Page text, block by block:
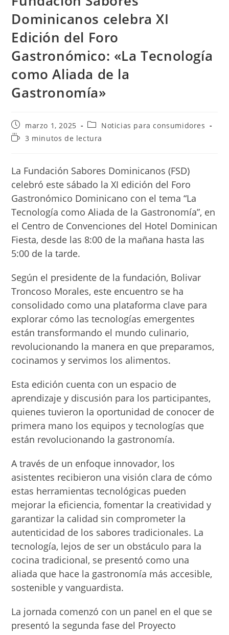
Dominicanos celebra XI
Edición del Foro
Gastronómico: «La Tecnología
como Aliada de la
Gastronomía»
Publicación
de
la
marzo 1, 2025
Categoría
de
la
Noticias para consumidores
Tiempo3 minutos de lectura
La Fundación Sabores Dominicanos (FSD)
celebró este sábado la XI edición del Foro
Gastronómico Dominicano con el tema “La
Tecnología como Aliada de la Gastronomía”, en
el Centro de Convenciones del Hotel Dominican
Fiesta, desde las 8:00 de la mañana hasta las
5:00 de la tarde.
Según el presidente de la fundación, Bolivar
Troncoso Morales, este encuentro se ha
consolidado como una plataforma clave para
explorar cómo las tecnologías emergentes
están transformando el mundo culinario,
revolucionando la manera en que preparamos,
cocinamos y servimos los alimentos.
Esta edición cuenta con un espacio de
aprendizaje y discusión para los participantes,
quienes tuvieron la oportunidad de conocer de
primera mano los equipos y tecnologías que
están revolucionando la gastronomía.
A través de un enfoque innovador, los
asistentes recibieron una visión clara de cómo
estas herramientas tecnológicas pueden
mejorar la eficiencia, fomentar la creatividad y
garantizar la calidad sin comprometer la
autenticidad de los sabores tradicionales. La
tecnología, lejos de ser un obstáculo para la
cocina tradicional, se presentó como una
aliada que hace la gastronomía más accesible,
sostenible y vanguardista.
La jornada comenzó con un panel en el que se
presentó la segunda fase del Proyecto